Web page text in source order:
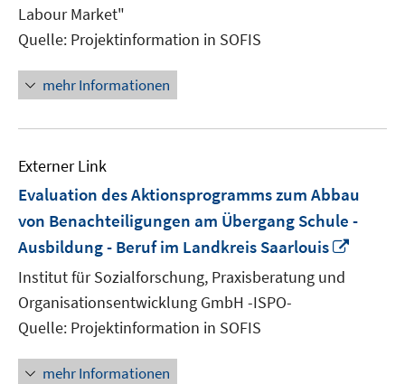
Labour Market"
Quelle: Projektinformation in SOFIS
mehr Informationen
Externer Link
Evaluation des Aktionsprogramms zum Abbau
von Benachteiligungen am Übergang Schule -
Ausbildung - Beruf im Landkreis Saarlouis
Institut für Sozialforschung, Praxisberatung und
Organisationsentwicklung GmbH -ISPO-
Quelle: Projektinformation in SOFIS
mehr Informationen